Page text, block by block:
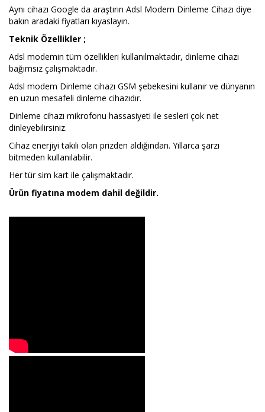
Aynı cihazı Google da araştırın Adsl Modem Dinleme Cihazı diye
bakın aradaki fiyatları kıyaslayın.
Teknik Özellikler ;
Adsl modemin tüm özellikleri kullanılmaktadır, dinleme cihazı
bağımsız çalışmaktadır.
Adsl modem Dinleme cihazı GSM şebekesini kullanır ve dünyanın
en uzun mesafeli dinleme cihazıdır.
Dinleme cihazı mikrofonu hassasiyeti ile sesleri çok net
dinleyebilirsiniz.
Cihaz enerjiyi takılı olan prizden aldığından. Yıllarca şarzı
bitmeden kullanılabilir.
Her tür sim kart ile çalışmaktadır.
Ürün fiyatına modem dahil değildir.